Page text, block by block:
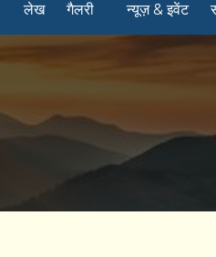
लेख गैलरी न्यूज़ & इवेंट